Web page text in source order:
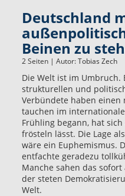
Deutschland
Beinen zu
2 Seiten | Autor:Tobias Zech
Die Welt ist im Umbruch.
strukturellen und
Verbündete haben einen
tauchen im
Frühling begann, hat
frösteln lässt. Die Lage
wäre ein Euphemismus.
entfachte geradezu
Manche sahen das
der steten
Welt.